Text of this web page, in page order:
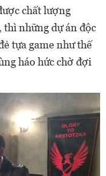
chất lượng
thì những dự án độc
tựa game như thế
háo hức chờ đợi